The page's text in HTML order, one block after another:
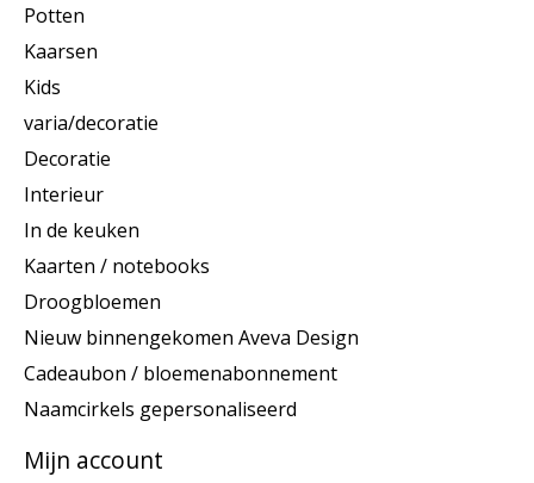
Potten
Kaarsen
Kids
varia/decoratie
Decoratie
Interieur
In de keuken
Kaarten / notebooks
Droogbloemen
Nieuw binnengekomen Aveva Design
Cadeaubon / bloemenabonnement
Naamcirkels gepersonaliseerd
Mijn account